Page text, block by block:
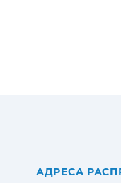
АДРЕСА